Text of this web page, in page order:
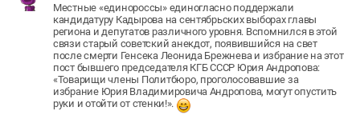
Местные «единороссы» единогласно поддержали
кандидатуру Кадырова на сентябрьских выборах главы
региона и депутатов различного уровня. Вспомнился в этой
связи старый советский анекдот, появившийся на свет
после смерти Генсека Леонида Брежнева и избрание на этот
пост бывшего председателя КГБ СССР Юрия Андропова:
«Товарищи члены Политбюро, проголосовавшие за
избрание Юрия Владимировича Андропова, могут опустить
руки и отойти от стенки!».